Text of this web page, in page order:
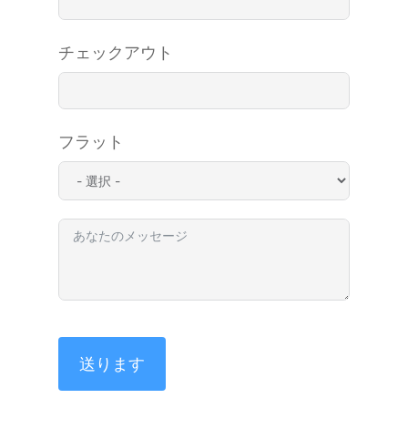
チェックアウト
フラット
送ります